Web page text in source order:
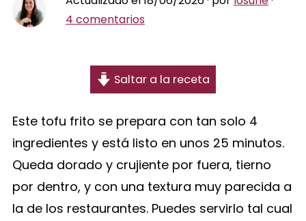
4 comentarios
Saltar a la receta
Este tofu frito se prepara con tan solo 4
ingredientes y está listo en unos 25 minutos.
Queda dorado y crujiente por fuera, tierno
por dentro, y con una textura muy parecida a
la de los restaurantes. Puedes servirlo tal cual